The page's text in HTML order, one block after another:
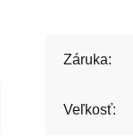
Záruka:
Veľkosť: